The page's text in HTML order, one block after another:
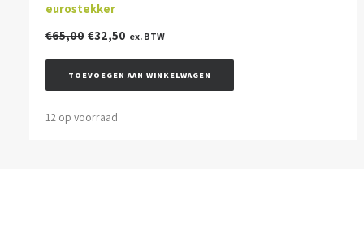
eurostekker
€65,00 Oorspronkelijke
was:
€65,00.
€32,50 Huidige
is:
€32,50.
ex. BTW
TOEVOEGEN AAN WINKELWAGEN
12 op voorraad